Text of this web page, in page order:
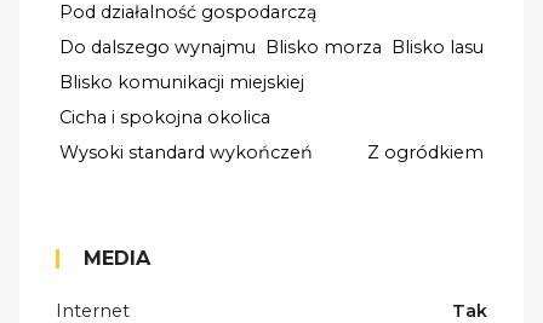
Pod działalność gospodarczą
Do dalszego wynajmu
Blisko morza
Blisko lasu
Blisko komunikacji miejskiej
Cicha i spokojna okolica
Wysoki standard wykończeń
Z ogródkiem
MEDIA
Internet
Tak